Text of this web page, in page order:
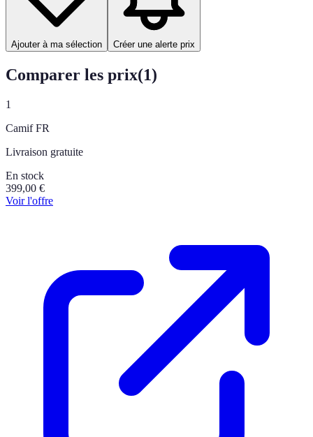
Ajouter à ma sélection Créer une alerte prix
Comparer les prix(1)
1
Camif FR
Livraison gratuite
En stock
399,00 €
Voir l'offre